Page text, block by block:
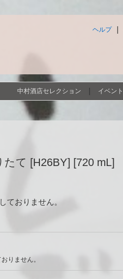
ヘルプ
中村酒店セレクション イベント
て [H26BY] [720 mL]
ておりません。
りません。